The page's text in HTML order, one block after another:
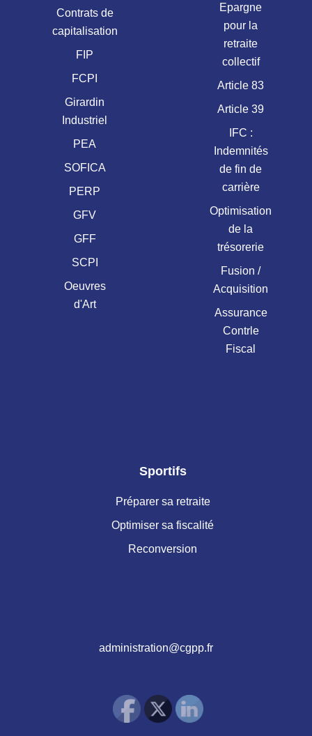
Contrats de
capitalisation
FIP
FCPI
Girardin
Industriel
PEA
SOFICA
PERP
GFV
GFF
SCPI
Oeuvres
d'Art
Epargne
pour la
retraite
collectif
Article 83
Article 39
IFC :
Indemnités
de fin de
carrière
Optimisation
de la
trésorerie
Fusion /
Acquisition
Assurance
Contrle
Fiscal
Sportifs
Préparer sa retraite
Optimiser sa fiscalité
Reconversion
administration@cgpp.fr